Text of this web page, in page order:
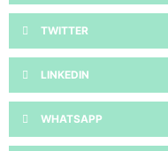
TWITTER
LINKEDIN
WHATSAPP